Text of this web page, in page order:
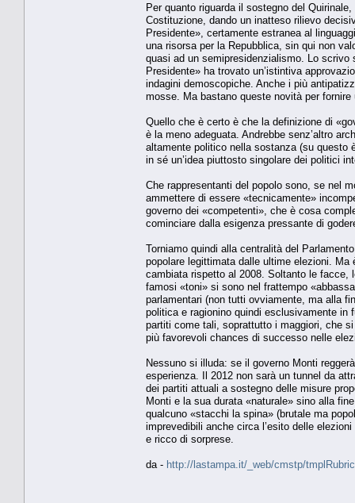
Per quanto riguarda il sostegno del
Costituzione, dando un inatteso rilievo
Presidente», certamente estranea al
una risorsa per la Repubblica, sin qui non
quasi ad un semipresidenzialismo. Lo
Presidente» ha trovato un’istintiva
indagini demoscopiche. Anche i più
mosse. Ma bastano queste novità per
Quello che è certo è che la definizione di
è la meno adeguata. Andrebbe senz’altro
altamente politico nella sostanza (su questo
in sé un’idea piuttosto singolare dei politici
Che rappresentanti del popolo sono, se nel
ammettere di essere «tecnicamente»
governo dei «competenti», che è cosa
cominciare dalla esigenza pressante di
Torniamo quindi alla centralità del
popolare legittimata dalle ultime elezioni.
cambiata rispetto al 2008. Soltanto le facce,
famosi «toni» si sono nel frattempo
parlamentari (non tutti ovviamente, ma alla
politica e ragionino quindi esclusivamente in
partiti come tali, soprattutto i maggiori, che
più favorevoli chances di successo nelle
Nessuno si illuda: se il governo Monti
esperienza. Il 2012 non sarà un tunnel da
dei partiti attuali a sostegno delle misure
Monti e la sua durata «naturale» sino alla
qualcuno «stacchi la spina» (brutale ma
imprevedibili anche circa l’esito delle
e ricco di sorprese.
da - http://lastampa.it/_web/cmstp/